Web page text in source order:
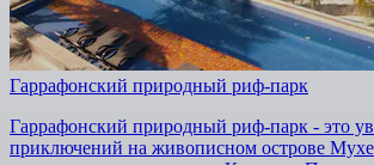
Гаррафонский природный риф-парк
Гаррафонский природный риф-парк - это
приключений на живописном острове